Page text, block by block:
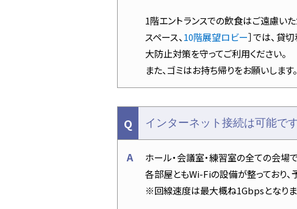
1階エントランスでの飲食はご遠慮いた
スペース、 10階展望ロビー］では、貸
大防止対策を守ってご利用ください。
また、ゴミはお持ち帰りをお願いします。
インターネット接続は可能で
ホール・会議室・練習室の全ての会場
各部屋ともWi-Fiの設備が整っており、
※回線速度は最大概ね1Gbpsとなりま